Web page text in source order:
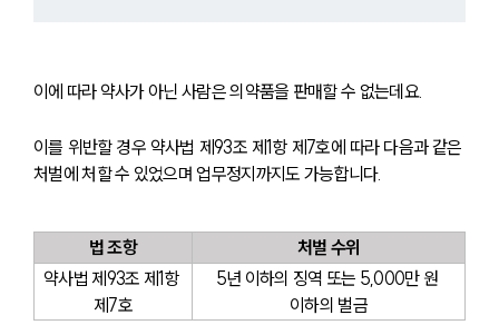
이에 따라 약사가 아닌 사람은 의약품을 판매할 수 없는데요.
이를 위반할 경우 약사법 제93조 제1항 제7호에 따라 다음과 같은
처벌에 처할 수 있었으며 업무정지까지도 가능합니다.
법 조항
처벌 수위
약사법 제93조 제1항
제7호
5년 이하의 징역 또는 5,000만 원
이하의 벌금